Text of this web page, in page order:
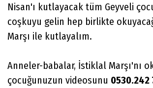
Nisan'ı kutlayacak tüm Geyveli
coşkuyu gelin hep birlikte
Marşı ile kutlayalım.
Anneler-babalar, İstiklal Marşı'nı
çocuğunuzun videosunu 0530.242